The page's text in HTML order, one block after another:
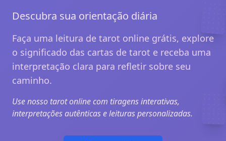
Descubra sua orientação diária
Faça uma leitura de tarot online grátis, explore
o significado das cartas de tarot e receba uma
interpretação clara para refletir sobre seu
caminho.
Use nosso tarot online com tiragens interativas,
interpretações autênticas e leituras personalizadas.